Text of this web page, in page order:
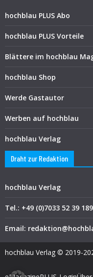
hochblau PLUS Abo
hochblau PLUS Vorteile
Blättere im hochblau
hochblau Shop
Werde Gastautor
Werben auf hochblau
hochblau Verlag
Draht zur Redaktion
hochblau Verlag
Tel.: +49 (0)7033 52 39 189
Email:
hochblau Verlag © 2019-